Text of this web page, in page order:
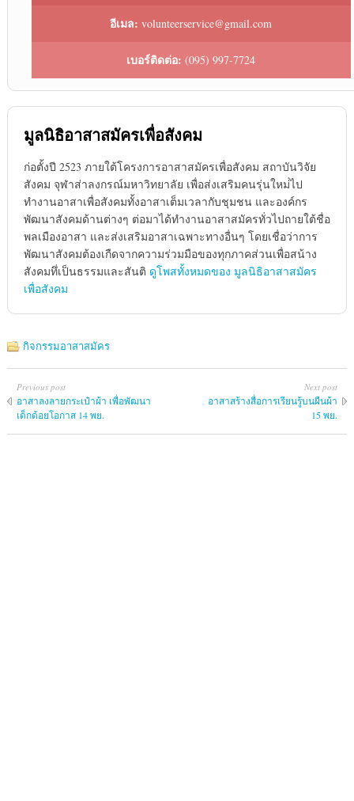
อีเมล: volunteerservice@gmail.com
เบอร์ติดต่อ: (095) 997-7724
มูลนิธิอาสาสมัครเพื่อสังคม
ก่อตั้งปี 2523 ภายใต้โครงการอาสาสมัครเพื่อสังคม สถาบันวิจัย
สังคม จุฬาส่าลงกรณ์มหาวิทยาลัย เพื่อส่งเสริมคนรุ่นใหม่่ไป
ทำงานอาสาเพื่อสังคมทั้งอาสาเต็มเวลากับชุมชน และองค์กร
พัฒนาสังคมด้านต่างๆ ต่อมาได้ทำงานอาสาสมัครทั่วไปถายใต้ชื่อ
พลเมืองอาสา และส่งเสริมอาสาเฉพาะทางอื่นๆ โดยเชื่อว่าการ
พัฒนาสังคมต้องเกืดจากความร่วมมือของทุกภาคส่วนเพื่อสน้าง
สังคมทึ่เป็นธรรมและสันติ ดูโพสทั้งหมดของ มูลนิธิอาสาสมัคร
เพื่อสังคม
กิจกรรมอาสาสมัคร
Previous post
อาสาลงลายกระเป๋าผ้า เพื่อพัฒนา
เด็กด้อยโอกาส 14 พย.
Next post
อาสาสร้างสื่อการเรียนรู้บนผืนผ้า
15 พย.